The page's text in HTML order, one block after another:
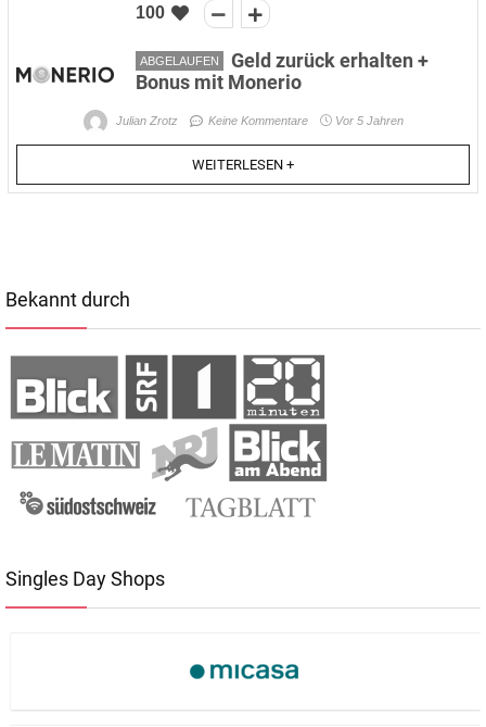
100
ABGELAUFEN
Geld zurück erhalten +
Bonus mit Monerio
Julian Zrotz Keine Kommentare Vor 5 Jahren
WEITERLESEN +
Bekannt durch
Singles Day Shops